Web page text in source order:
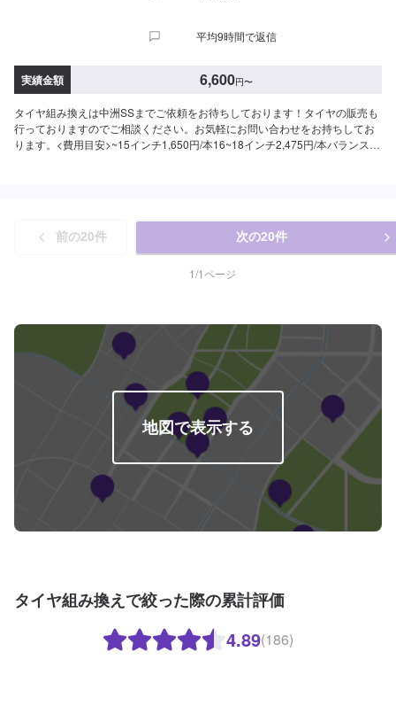
平均9時間で返信
実績金額 6,600円〜
タイヤ組み換えは中洲SSまでご依頼をお待ちしております！タイヤの販売も
行っておりますのでご相談ください。お気軽にお問い合わせをお持ちしてお
ります。<費用目安>~15インチ1,650円/本16~18インチ2,475円/本バランス調
前の20件 次の20件
1/1ページ
地図で表示する
タイヤ組み換えで絞った際の累計評価
4.89(186)